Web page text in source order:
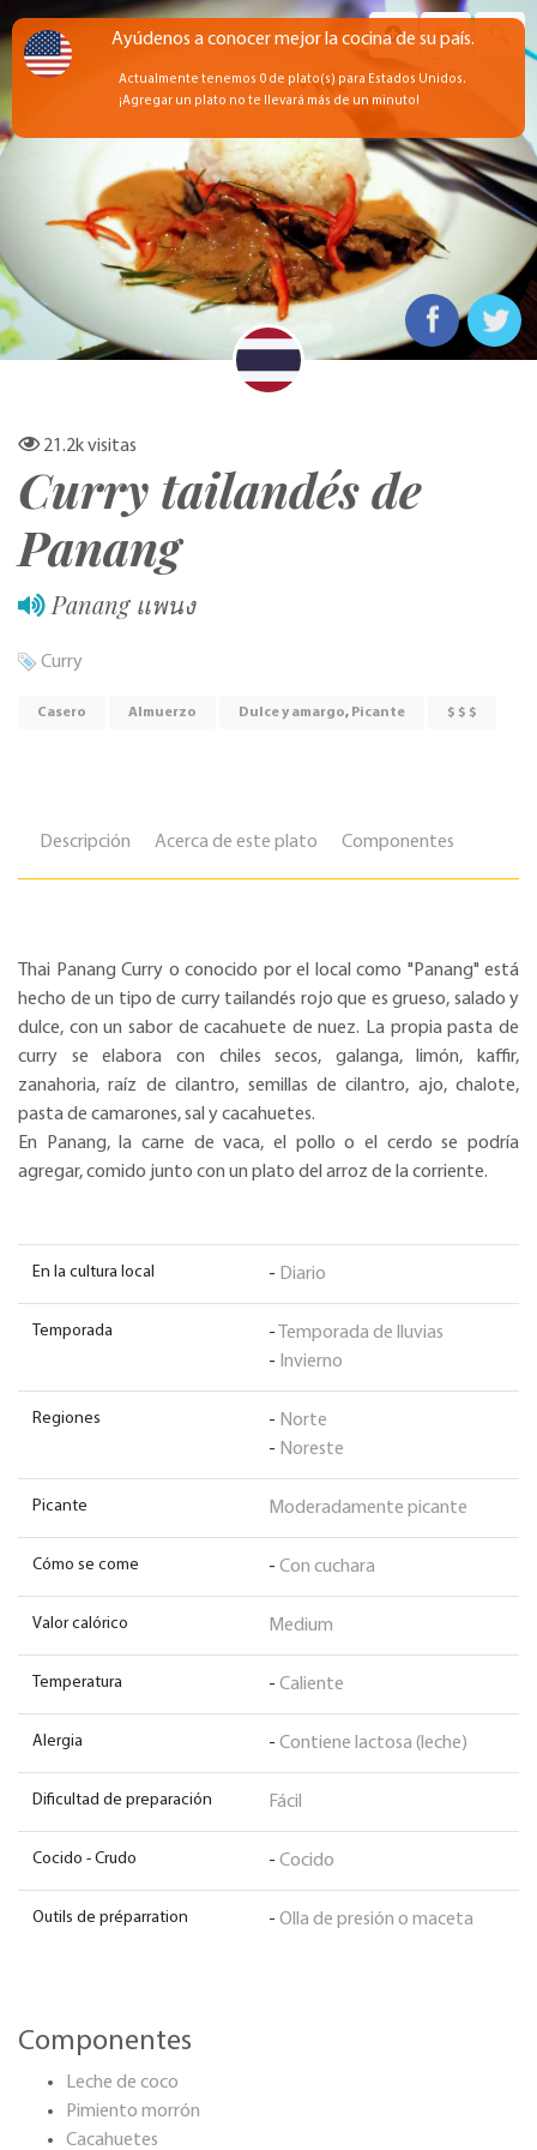
21.2kvisitas
Curry tailandés de
Panang
Panang แพนง
Curry
Casero Almuerzo Dulce y amargo, Picante $ $ $
Descripción Acerca de este plato Componentes
Thai Panang Curry o conocido por el local como "Panang" está
hecho de un tipo de curry tailandés rojo que es grueso, salado y
dulce, con un sabor de cacahuete de nuez. La propia pasta de
curry se elabora con chiles secos, galanga, limón, kaffir,
zanahoria, raíz de cilantro, semillas de cilantro, ajo, chalote,
pasta de camarones, sal y cacahuetes.
En Panang, la carne de vaca, el pollo o el cerdo se podría
agregar, comido junto con un plato del arroz de la corriente.
En la cultura local - Diario
Temporada -
Temporada de lluvias
- Invierno
Regiones - Norte
- Noreste
Picante Moderadamente picante
Cómo se come - Con cuchara
Valor calórico Medium
Temperatura - Caliente
Alergia - Contiene lactosa (leche)
Dificultad de preparación Fácil
Cocido - Crudo - Cocido
Outils de préparration - Olla de presión o maceta
Componentes
Leche de coco
Pimiento morrón
Cacahuetes
Ayúdenos a conocer mejor la cocina de su país.
Actualmente tenemos 0 de plato(s) para Estados Unidos.
¡Agregar un plato no te llevará más de un minuto!